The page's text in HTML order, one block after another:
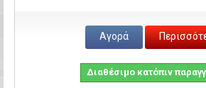
Αγορά
Διαθέσιμο κατόπιν